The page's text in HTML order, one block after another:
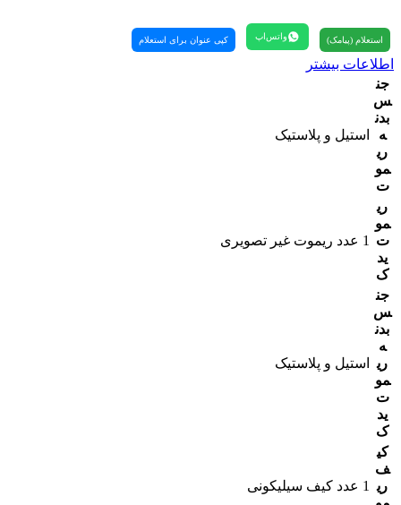
استعلام (پیامک) واتس‌اپ کپی عنوان برای استعلام
اطلاعات بیشتر
جن
س
بدن
ه
ری
مو
ت
استیل و پلاستیک
ری
مو
ت
ید
ک
1 عدد ریموت غیر تصویری
جن
س
بدن
ه
ری
مو
ت
ید
ک
استیل و پلاستیک
کی
ف
ری
1 عدد کیف سیلیکونی